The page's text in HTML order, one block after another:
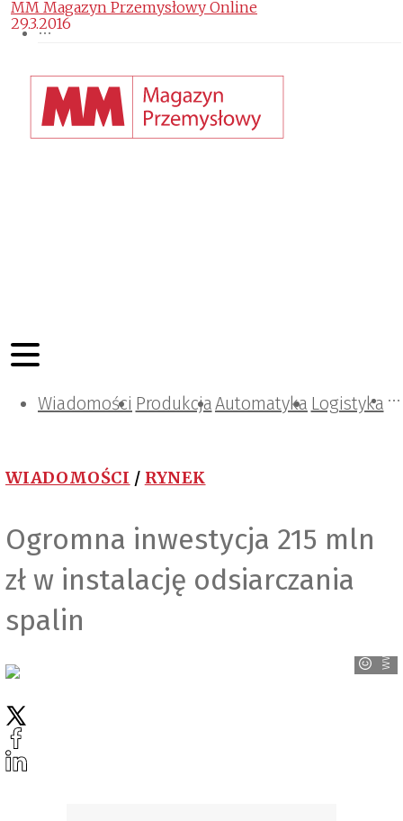
Wiadomości ProdukcjaAutomatyka Logistyka
Projektowanie i konstrukcje
Zarządzanie i IT
Tematy specjalne
WIADOMOŚCI / RYNEK
Ogromna inwestycja 215 mln
zł w instalację odsiarczania
spalin
MM Magazyn Przemysłowy Online
29.3.2016